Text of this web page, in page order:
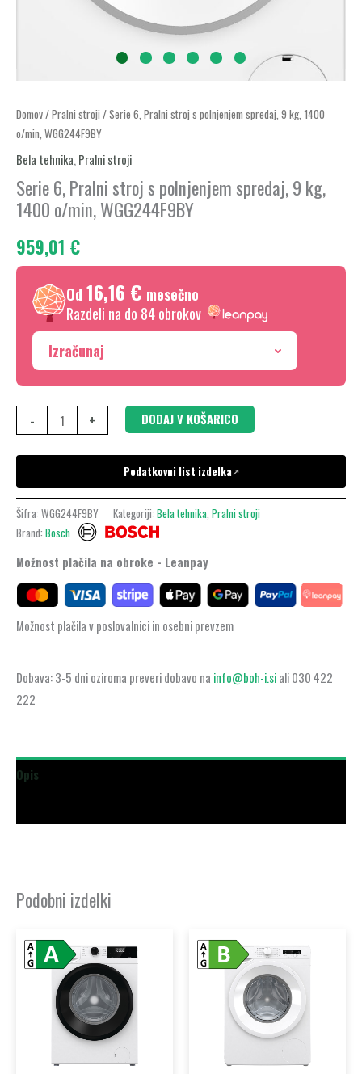
Domov/Pralni stroji / Serie 6, Pralni stroj s polnjenjem spredaj, 9 kg, 1400
o/min, WGG244F9BY
Bela tehnika, Pralni stroji
Serie 6, Pralni stroj s polnjenjem spredaj, 9 kg,
1400 o/min, WGG244F9BY
959,01 €
Od 16,16 € mesečno
Razdeli na do 84 obrokov
Izračunaj
-
Serie
6,
Pralni
stroj
s
spredaj,
9
1400
o/min,
WGG244F9BY
količina
+ DODAJ V KOŠARICO
Podatkovni list izdelka↗
Šifra: WGG244F9BY Kategoriji: Bela tehnika, Pralni stroji
Brand: Bosch
Možnost plačila na obroke - Leanpay
Možnost plačila v poslovalnici in osebni prevzem
Dobava: 3-5 dni oziroma preveri dobavo na info@boh-i.siali 030 422
222
Opis
Podobni izdelki